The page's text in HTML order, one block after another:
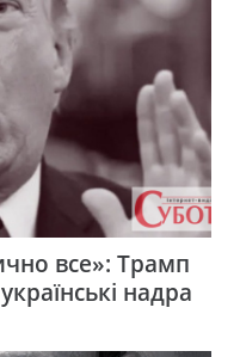
все»: Трамп
надра